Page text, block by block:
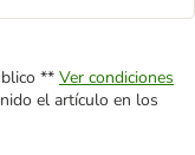
** Ver condiciones
el artículo en los